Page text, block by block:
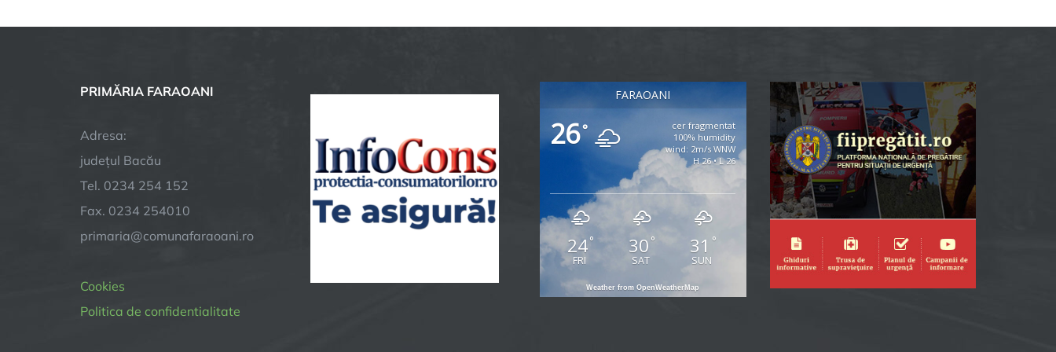
PRIMĂRIA FARAOANI
Adresa:
județul Bacău
Tel. 0234 254 152
Fax. 0234 254010
primaria@comunafaraoani.ro
Cookies
Politica de confidentialitate
FARAOANI
26°
cer fragmentat
100% humidity
wind: 2m/s WNW
H 26 • L 26
24°
FRI
30 °
SAT
31 °
SUN
Weather from OpenWeatherMap